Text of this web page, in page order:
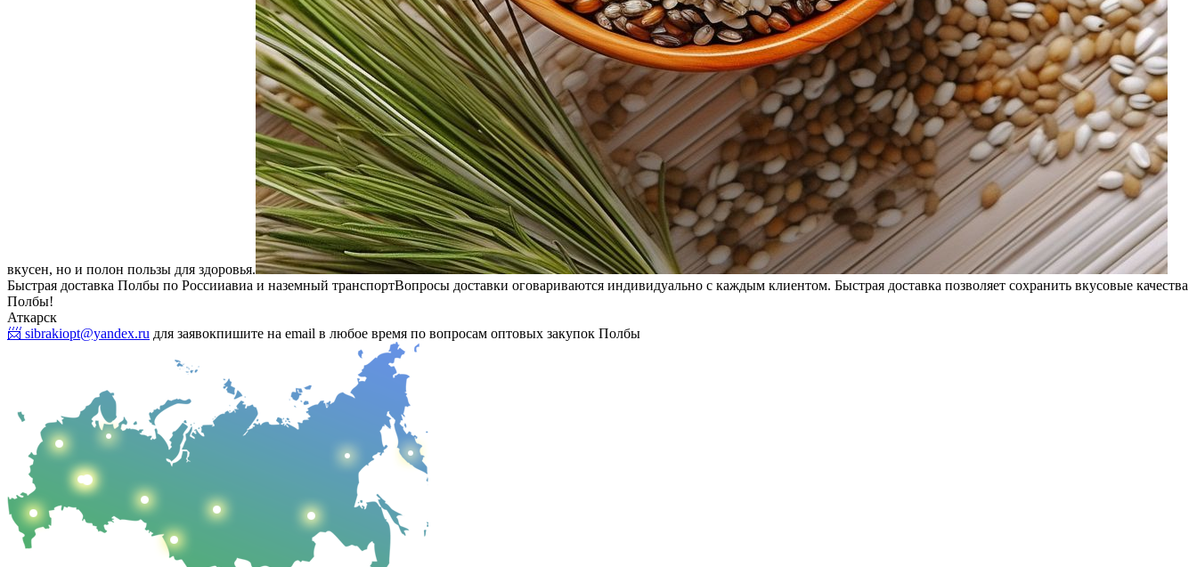
вкусен, но и полон пользы для здоровья.
Быстрая доставка Полбы по Россииавиа и наземный транспортВопросы доставки оговариваются индивидуально с каждым клиентом. Быстрая доставка позволяет сохранить вкусовые качества
Полбы!
Аткарск
📨 sibrakiopt@yandex.ru для заявокпишите на email в любое время по вопросам оптовых закупок Полбы